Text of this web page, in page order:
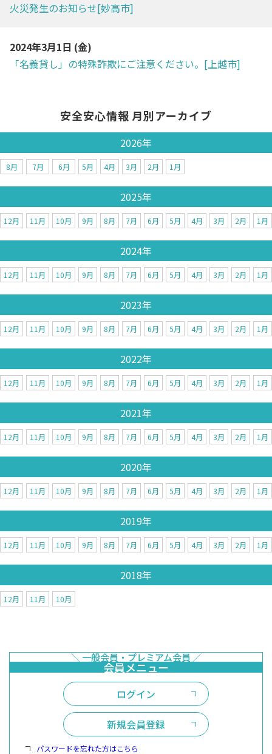
火災発生のお知らせ[妙高市]
2024年3月1日 (金)
「名義貸し」の特殊詐欺にご注意ください。[上越市]
安全安心情報 月別アーカイブ
2026年
8月 7月 6月 5月 4月 3月 2月 1月
2025年
12月 11月 10月 9月 8月 7月 6月 5月 4月 3月 2月 1月
2024年
12月 11月 10月 9月 8月 7月 6月 5月 4月 3月 2月 1月
2023年
12月 11月 10月 9月 8月 7月 6月 5月 4月 3月 2月 1月
2022年
12月 11月 10月 9月 8月 7月 6月 5月 4月 3月 2月 1月
2021年
12月 11月 10月 9月 8月 7月 6月 5月 4月 3月 2月 1月
2020年
12月 11月 10月 9月 8月 7月 6月 5月 4月 3月 2月 1月
2019年
12月 11月 10月 9月 8月 7月 6月 5月 4月 3月 2月 1月
2018年
12月 11月 10月
ログイン
新規会員登録
パスワードを忘れた方はこちら